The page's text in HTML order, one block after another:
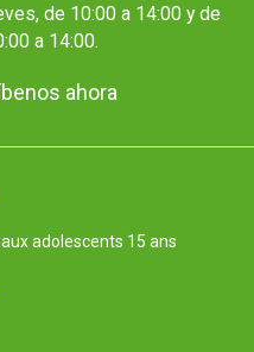
de 10:00 a 14:00 y de
a 14:00.
ahora
adolescents 15 ans